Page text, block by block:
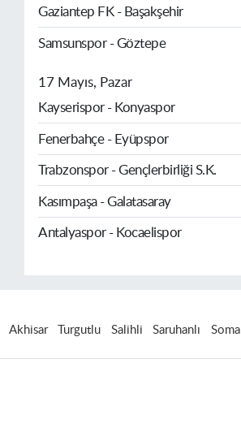
Gaziantep FK - Başakşehir
Samsunspor - Göztepe
17 Mayıs, Pazar
Kayserispor - Konyaspor
Fenerbahçe - Eyüpspor
Trabzonspor - Gençlerbirliği S.K.
Kasımpaşa - Galatasaray
Antalyaspor - Kocaelispor
Akhisar Turgutlu Salihli Saruhanlı Soma